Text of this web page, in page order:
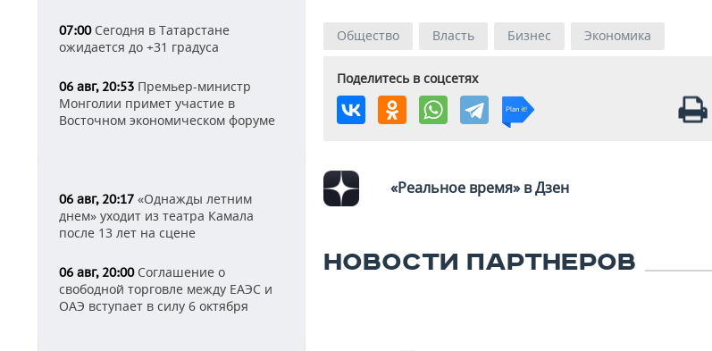
07:00Сегодня в Татарстане
ожидается до +31 градуса
06 авг, 20:53 Премьер-министр
Монголии примет участие в
Восточном экономическом форуме
06 авг, 20:17 «Однажды летним
днем» уходит из театра Камала
после 13 лет на сцене
06 авг, 20:00Соглашение о
свободной торговле между ЕАЭС и
ОАЭ вступает в силу 6 октября
Общество Власть Бизнес Экономика
Поделитесь в соцсетях
«Реальное время» в Дзен
НОВОСТИ ПАРТНЕРОВ